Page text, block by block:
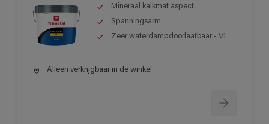
Mineraal kalkmat aspect.
Spanningsarm
Zeer waterdampdoorlaatbaar - V1
Alleen verkrijgbaar in de winkel